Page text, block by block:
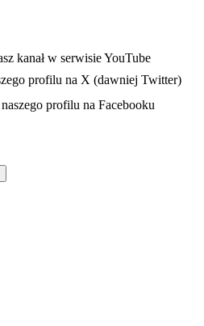
w nowej karcie
kanał w serwisie YouTube
profilu na X (dawniej Twitter)
w nowej karcieprofilu na Facebooku